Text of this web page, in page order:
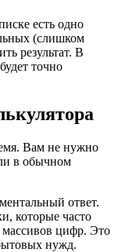
есть одно
(слишком
результат. В
точно
Вам не нужно
в обычном
ответ.
которые часто
цифр. Это
нужд.